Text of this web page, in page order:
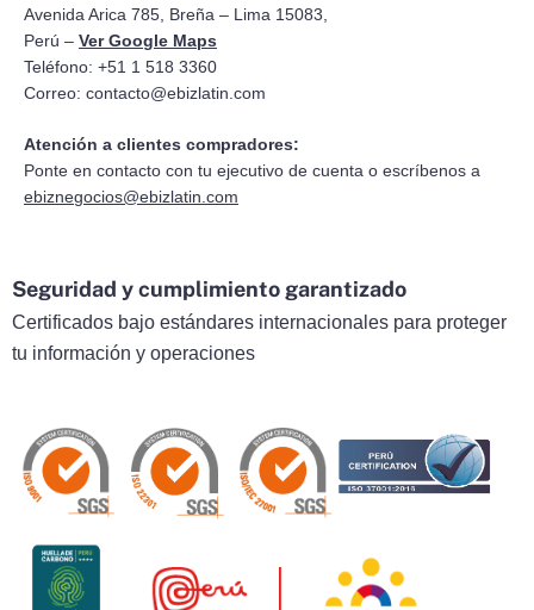
Avenida Arica 785, Breña – Lima 15083,
Perú – Ver Google Maps
Teléfono: +51 1 518 3360
Correo: contacto@ebizlatin.com
Atención a clientes compradores:
Ponte en contacto con tu ejecutivo de cuenta o escríbenos a
ebiznegocios@ebizlatin.com
Seguridad y cumplimiento garantizado
Certificados bajo estándares internacionales para proteger
tu información y operaciones